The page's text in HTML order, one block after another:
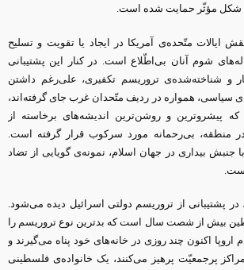
شکل مؤثّر حمایت شده است.
ایالات متّحده‌ی آمریکا در ایجاد یا تقویت و تسلیح
شوم آنان بی‌اطّلاع است. در کنار این پشتیبانی
و شناخته‌شده‌ی تروریسم تکفیری، علی‌رغم داشتن
سیاسی، همواره در ردیف متّحدان غرب جای گرفته‌اند،
پیشروترین و روشن‌ترین اندیشه‌های برخاسته از
در منطقه، بی‌رحمانه مورد سرکوب قرار گرفته است.
جنبش بیداری در جهان اسلام، نمونه‌ی گویایی از تضاد
در پشتیبانی از تروریسم دولتی اسرائیل دیده می‌شود.
بیش از شصت سال است که بدترین نوع تروریسم را
اروپا اکنون چند روزی در خانه‌های خود پناه می‌گیرند و
پرجمعیّت پرهیز می‌کنند، یک خانواده‌ی فلسطینی